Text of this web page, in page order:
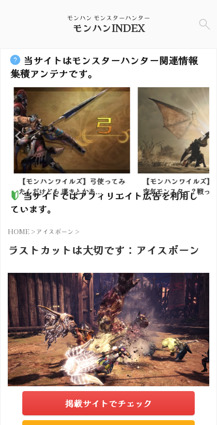
モンハン モンスターハンター
モンハンINDEX
当サイトはモンスターハンター関連情報
集積アンテナです。
使ってみ
あ...
【モンハンワイルズ】ゲリョスは
空気モンスター？戦ってて...
【モンハン
須だと思う
当サイトではアフィリエイト広告を利用し
ています。
HOME >アイスボーン >
ラストカットは大切です：アイスボーン
掲載サイトでチェック